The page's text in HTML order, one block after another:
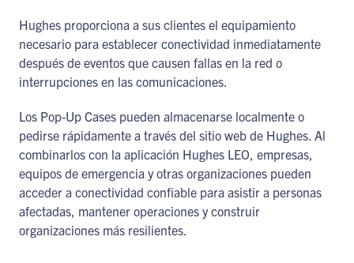
Hughes proporciona a sus clientes el equipamiento
necesario para establecer conectividad inmediatamente
después de eventos que causen fallas en la red o
interrupciones en las comunicaciones.
Los Pop-Up Cases pueden almacenarse localmente o
pedirse rápidamente a través del sitio web de Hughes. Al
combinarlos con la aplicación Hughes LEO, empresas,
equipos de emergencia y otras organizaciones pueden
acceder a conectividad confiable para asistir a personas
afectadas, mantener operaciones y construir
organizaciones más resilientes.